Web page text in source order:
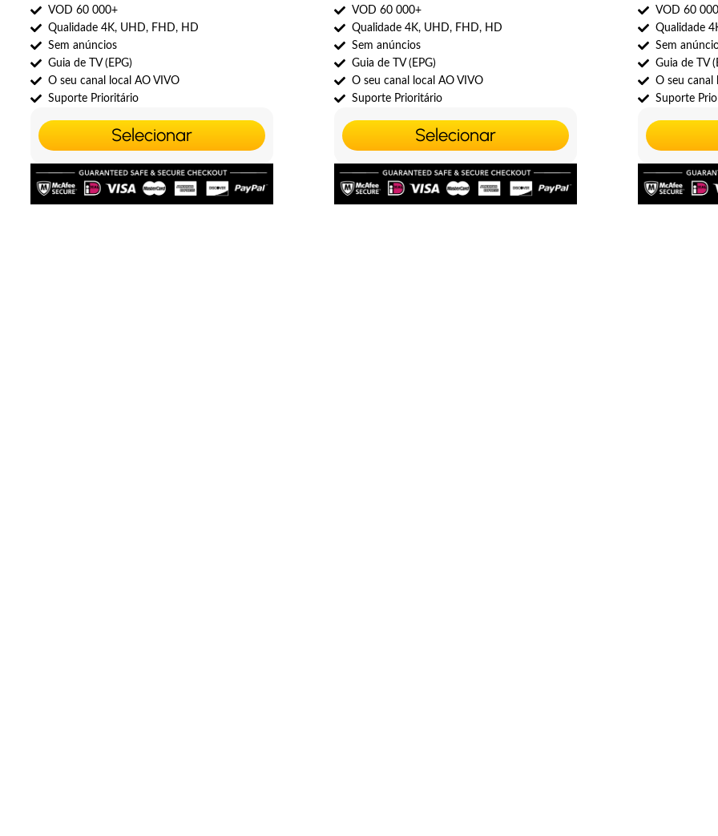
VOD 60 000+
Qualidade 4K, UHD, FHD, HD
Sem anúncios
Guia de TV (EPG)
O seu canal local AO VIVO
Suporte Prioritário
Selecionar
VOD 60 000+
Qualidade 4K, UHD, FHD, HD
Sem anúncios
Guia de TV (EPG)
O seu canal local AO VIVO
Suporte Prioritário
Selecionar
VOD 60
Qualidade
Sem
Guia de TV
O seu canal
Suporte